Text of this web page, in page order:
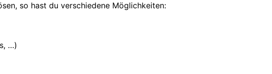
so hast du verschiedene Möglichkeiten:
…)